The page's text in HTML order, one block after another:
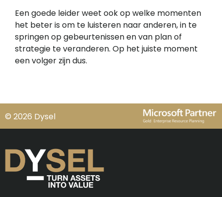
Een goede leider weet ook op welke momenten
het beter is om te luisteren naar anderen, in te
springen op gebeurtenissen en van plan of
strategie te veranderen. Op het juiste moment
een volger zijn dus.
© 2026 Dysel